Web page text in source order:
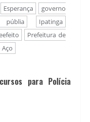
Esperança
governo
públia
Ipatinga
Prefeitura de
Aço
para Polícia